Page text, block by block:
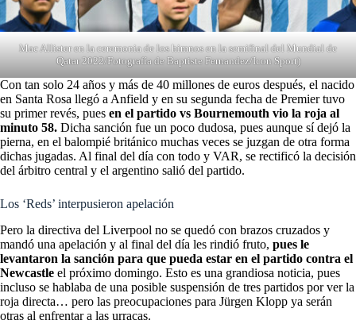
Mac Allister en la ceremonia de los himnos en la semifinal del Mundial de
Qatar 2022/Fotografía de Baptiste Fernandez/Icon Sport)
Con tan solo 24 años y más de 40 millones de euros después, el nacido
en Santa Rosa llegó a Anfield y en su segunda fecha de Premier tuvo
su primer revés, pues en el partido vs Bournemouth vio la roja al
minuto 58. Dicha sanción fue un poco dudosa, pues aunque sí dejó la
pierna, en el balompié británico muchas veces se juzgan de otra forma
dichas jugadas. Al final del día con todo y VAR, se rectificó la decisión
del árbitro central y el argentino salió del partido.
Los ‘Reds’ interpusieron apelación
Pero la directiva del Liverpool no se quedó con brazos cruzados y
mandó una apelación y al final del día les rindió fruto, pues le
levantaron la sanción para que pueda estar en el partido contra el
Newcastle el próximo domingo. Esto es una grandiosa noticia, pues
incluso se hablaba de una posible suspensión de tres partidos por ver la
roja directa… pero las preocupaciones para Jürgen Klopp ya serán
otras al enfrentar a las urracas.